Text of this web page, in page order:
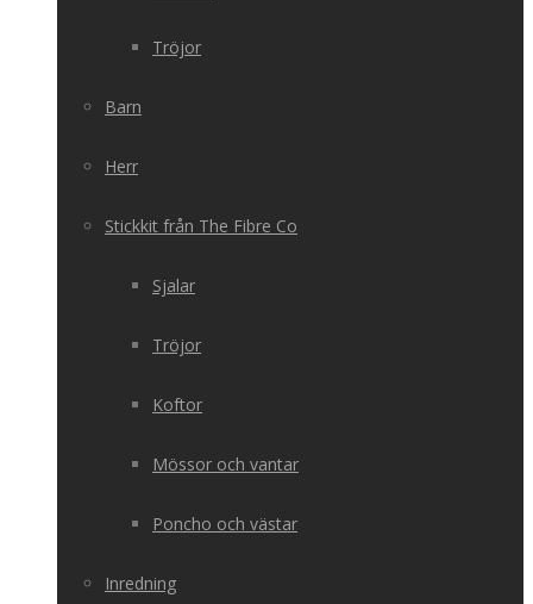
Tröjor
Barn
Herr
Stickkit från The Fibre Co
Sjalar
Tröjor
Koftor
Mössor och vantar
Poncho och västar
Inredning